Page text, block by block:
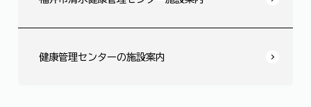
健康管理センターの施設案内